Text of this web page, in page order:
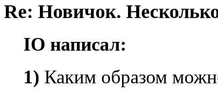
Re: Новичок.
IO написал:
1) Каким образом